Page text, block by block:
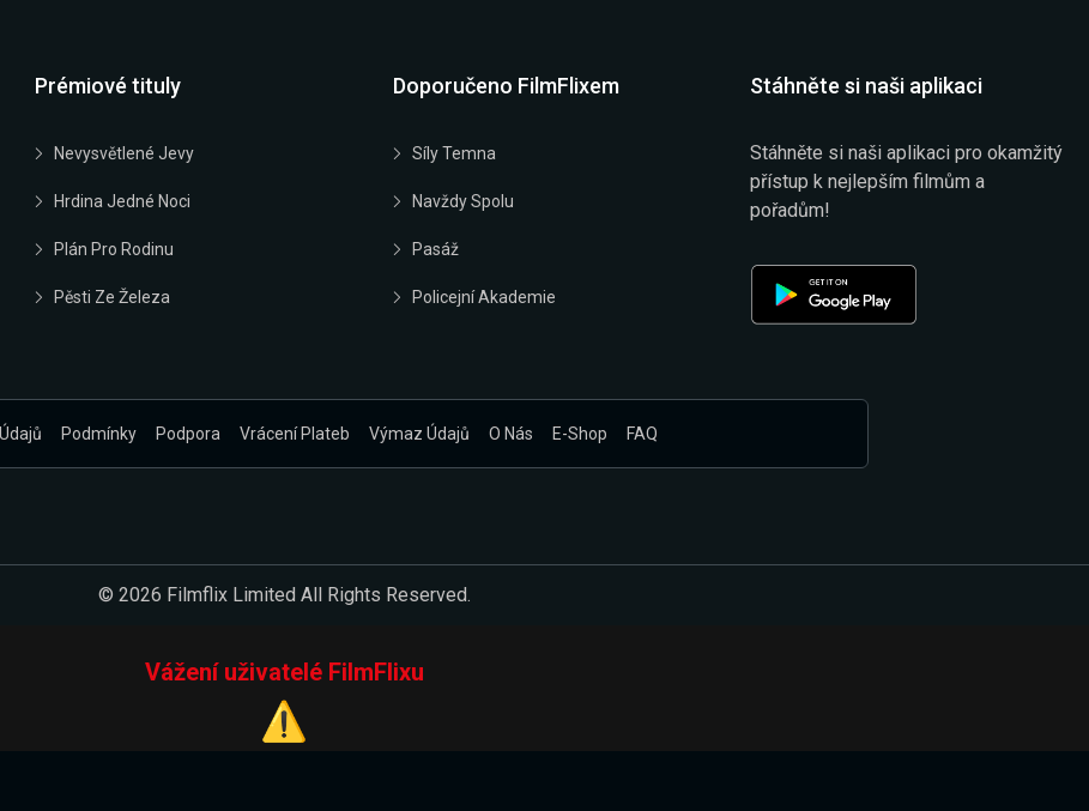
Prémiové tituly
Nevysvětlené Jevy
Hrdina Jedné Noci
Plán Pro Rodinu
Pěsti Ze Železa
Doporučeno FilmFlixem
Síly Temna
Navždy Spolu
Pasáž
Policejní Akademie
Stáhněte si naši aplikaci
Stáhněte si naši aplikaci pro okamžitý
přístup k nejlepším filmům a
pořadům!
Podmínky Podpora Vrácení Plateb Výmaz Údajů O Nás E-Shop FAQ
© 2026 Filmflix Limited All Rights Reserved.
Vážení uživatelé FilmFlixu
⚠️